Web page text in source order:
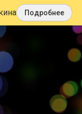
Подробнее